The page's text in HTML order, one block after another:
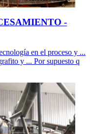
-
en el proceso y ...
y ... Por supuesto q